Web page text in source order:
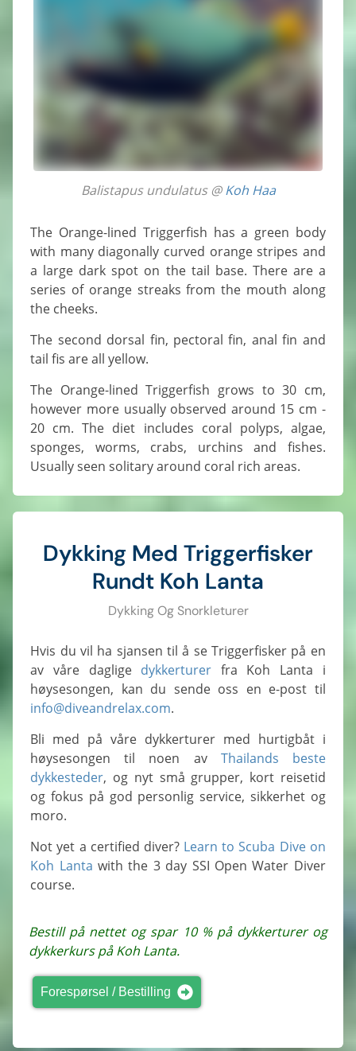
Balistapus undulatus @Koh Haa
The Orange-lined Triggerfish has a green body
with many diagonally curved orange stripes and
a large dark spot on the tail base. There are a
series of orange streaks from the mouth along
the cheeks.
The second dorsal fin, pectoral fin, anal fin and
tail fis are all yellow.
The Orange-lined Triggerfish grows to 30 cm,
however more usually observed around 15 cm -
20 cm. The diet includes coral polyps, algae,
sponges, worms, crabs, urchins and fishes.
Usually seen solitary around coral rich areas.
Dykking Med Triggerfisker
Rundt Koh Lanta
Dykking Og Snorkleturer
Hvis du vil ha sjansen til å se Triggerfisker på en
av våre daglige dykkerturer fra Koh Lanta i
høysesongen, kan du sende oss en e-post til
info@diveandrelax.com.
Bli med på våre dykkerturer med hurtigbåt i
høysesongen til noen av Thailands beste
dykkesteder, og nyt små grupper, kort reisetid
og fokus på god personlig service, sikkerhet og
moro.
Not yet a certified diver? Learn to Scuba Dive on
Koh Lanta with the 3 day SSI Open Water Diver
course.
Bestill på nettet og spar 10 % på dykkerturer og
dykkerkurs på Koh Lanta.
Forespørsel / Bestilling